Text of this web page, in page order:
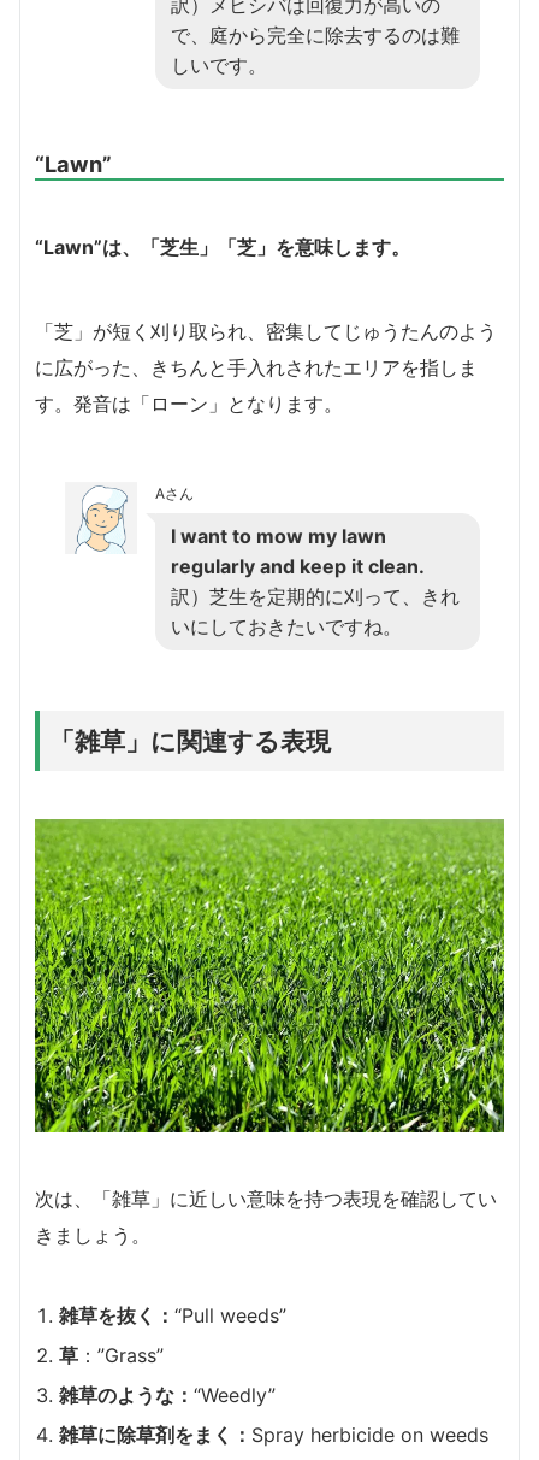
で、庭から完全に除去するのは難
しいです。
“Lawn”
“Lawn”は、「芝生」「芝」を意味します。
「芝」が短く刈り取られ、密集してじゅうたんのよう
に広がった
きちんと手入れされたエリアを指しま
す。発音は「ローン」となります。
Aさん
I want to mow my lawn
regularly and keep it clean.
訳）芝生を定期的に刈って、きれ
いにしておきたいですね。
「雑草」に関連する表現
次は、「雑草」に近しい意味を持つ表現を確認してい
きましょう。
雑草を抜く： “Pull weeds”
草 ：”Grass”
雑草のような： “Weedly”
雑草に除草剤をまく： Spray herbicide on weeds